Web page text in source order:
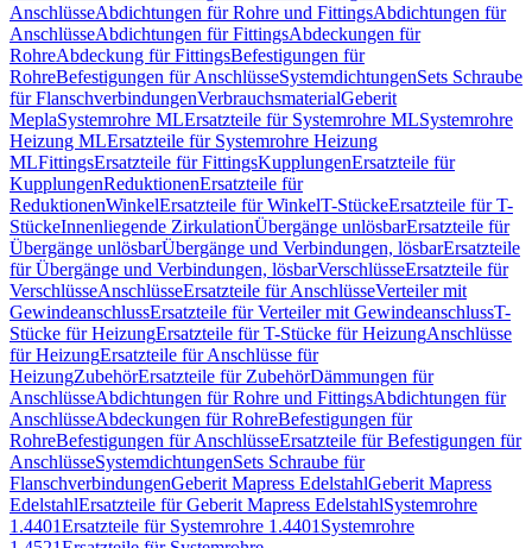
AnschlüsseAbdichtungen für Rohre und FittingsAbdichtungen für
AnschlüsseAbdichtungen für FittingsAbdeckungen für
RohreAbdeckung für FittingsBefestigungen für
RohreBefestigungen für AnschlüsseSystemdichtungenSets Schraube
für FlanschverbindungenVerbrauchsmaterialGeberit
MeplaSystemrohre MLErsatzteile für Systemrohre MLSystemrohre
Heizung MLErsatzteile für Systemrohre Heizung
MLFittingsErsatzteile für FittingsKupplungenErsatzteile für
KupplungenReduktionenErsatzteile für
ReduktionenWinkelErsatzteile für WinkelT-StückeErsatzteile für T-
StückeInnenliegende ZirkulationÜbergänge unlösbarErsatzteile für
Übergänge unlösbarÜbergänge und Verbindungen, lösbarErsatzteile
für Übergänge und Verbindungen, lösbarVerschlüsseErsatzteile für
VerschlüsseAnschlüsseErsatzteile für AnschlüsseVerteiler mit
GewindeanschlussErsatzteile für Verteiler mit GewindeanschlussT-
Stücke für HeizungErsatzteile für T-Stücke für HeizungAnschlüsse
für HeizungErsatzteile für Anschlüsse für
HeizungZubehörErsatzteile für ZubehörDämmungen für
AnschlüsseAbdichtungen für Rohre und FittingsAbdichtungen für
AnschlüsseAbdeckungen für RohreBefestigungen für
RohreBefestigungen für AnschlüsseErsatzteile für Befestigungen für
AnschlüsseSystemdichtungenSets Schraube für
FlanschverbindungenGeberit Mapress EdelstahlGeberit Mapress
EdelstahlErsatzteile für Geberit Mapress EdelstahlSystemrohre
1.4401Ersatzteile für Systemrohre 1.4401 Systemrohre